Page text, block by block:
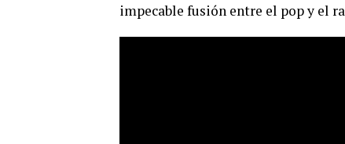
impecable fusión entre el pop y el